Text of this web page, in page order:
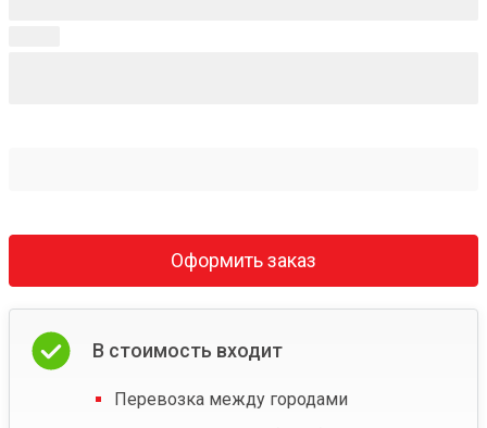
Оформить заказ
В стоимость входит
Перевозка между городами